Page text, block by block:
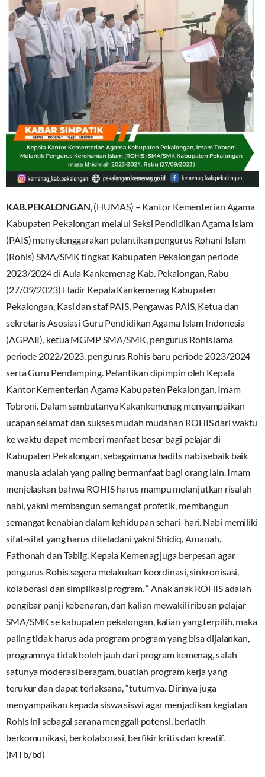
KAB.PEKALONGAN, (HUMAS) – Kantor Kementerian Agama
Kabupaten Pekalongan melalui Seksi Pendidikan Agama Islam
(PAIS) menyelenggarakan pelantikan pengurus Rohani Islam
(Rohis) SMA/SMK tingkat Kabupaten Pekalongan periode
2023/2024 di Aula Kankemenag Kab. Pekalongan, Rabu
(27/09/2023) Hadir Kepala Kankemenag Kabupaten
Pekalongan, Kasi dan staf PAIS, Pengawas PAIS, Ketua dan
sekretaris Asosiasi Guru Pendidikan Agama Islam Indonesia
(AGPAII), ketua MGMP SMA/SMK, pengurus Rohis lama
periode 2022/2023, pengurus Rohis baru periode 2023/2024
serta Guru Pendamping. Pelantikan dipimpin oleh Kepala
Kantor Kementerian Agama Kabupaten Pekalongan, Imam
Tobroni. Dalam sambutanya Kakankemenag menyampaikan
ucapan selamat dan sukses mudah mudahan ROHIS dari waktu
ke waktu dapat memberi manfaat besar bagi pelajar di
Kabupaten Pekalongan, sebagaimana hadits nabi sebaik baik
manusia adalah yang paling bermanfaat bagi orang lain. Imam
menjelaskan bahwa ROHIS harus mampu melanjutkan risalah
nabi, yakni membangun semangat profetik, membangun
semangat kenabian dalam kehidupan sehari-hari. Nabi memiliki
sifat-sifat yang harus diteladani yakni Shidiq, Amanah,
Fathonah dan Tablig. Kepala Kemenag juga berpesan agar
pengurus Rohis segera melakukan koordinasi, sinkronisasi,
kolaborasi dan simplikasi program. “ Anak anak ROHIS adalah
pengibar panji kebenaran, dan kalian mewakili ribuan pelajar
SMA/SMK se kabupaten pekalongan, kalian yang terpilih, maka
paling tidak harus ada program program yang bisa dijalankan,
programnya tidak boleh jauh dari program kemenag, salah
satunya moderasi beragam, buatlah program kerja yang
terukur dan dapat terlaksana, “tuturnya. Dirinya juga
menyampaikan kepada siswa siswi agar menjadikan kegiatan
Rohis ini sebagai sarana menggali potensi, berlatih
berkomunikasi, berkolaborasi, berfikir kritis dan kreatif.
(MTb/bd)